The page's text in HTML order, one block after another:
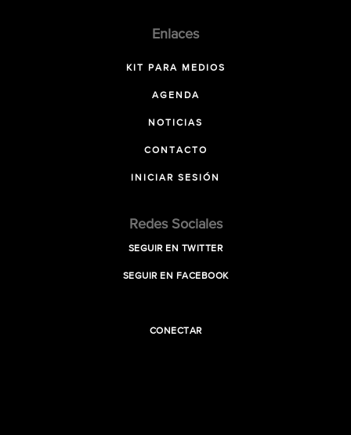
Enlaces
KIT PARA MEDIOS
AGENDA
NOTICIAS
CONTACTO
INICIAR SESIÓN
Redes Sociales
SEGUIR EN TWITTER
SEGUIR EN FACEBOOK
CONECTAR